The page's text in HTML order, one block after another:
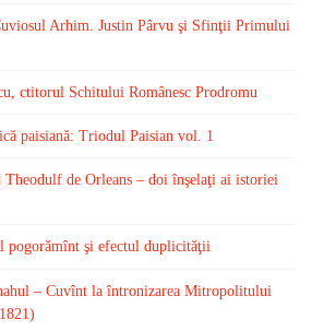
Arhim. Justin Pârvu şi Sfinţii Primului
ctitorul Schitului Românesc Prodromu
paisiană: Triodul Paisian vol. 1
Theodulf de Orleans – doi înşelaţi ai istoriei
pogorămînt şi efectul duplicităţii
– Cuvînt la întronizarea Mitropolitului